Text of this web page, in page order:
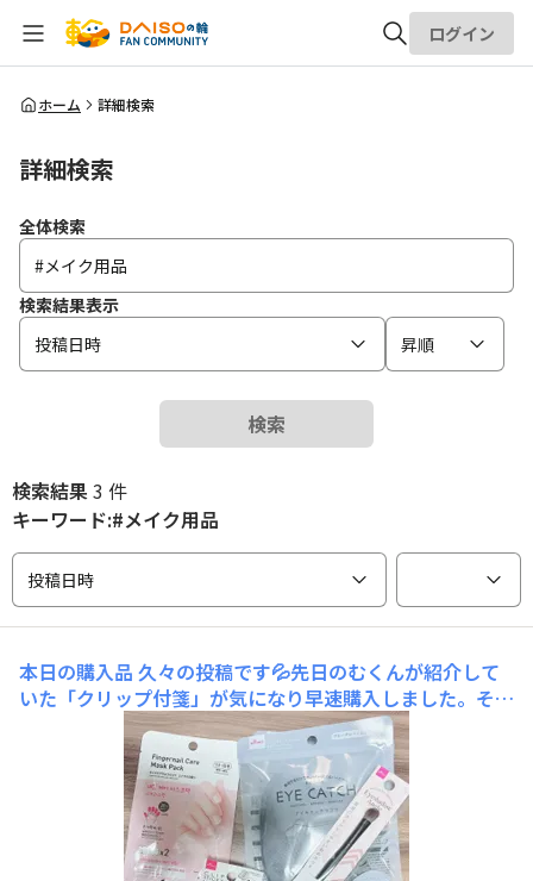
全体検索
ログイン
ホーム 詳細検索
詳細検索
全体検索
検索結果表示
投稿日時
昇順
検索
検索結果3 件
キーワード:#メイク用品
投稿日時
本日の購入品 久々の投稿です💦先日のむくんが紹介して
いた「クリップ付箋」が気になり早速購入しました。それ
から前から気になっていた「ネイルケアマスクパック」も
購入。入荷してもすぐ売り切れるアイチャッチマスク。ア
イシャドウブラシと電池。 今日は寒いですが、ダイソー
店内はおひな祭りや桜シリーズが展開され暖かい